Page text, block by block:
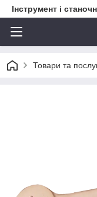
Інструмент і
Товари та